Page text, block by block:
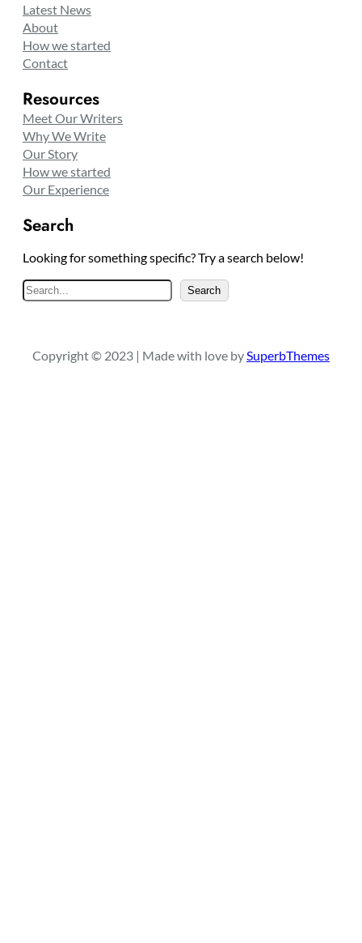
Latest News
About
How we started
Contact
Resources
Meet Our Writers
Why We Write
Our Story
How we started
Our Experience
Search
Looking for something specific? Try a search below!
S
e
c
Search
Copyright © 2023 | Made with love by SuperbThemes